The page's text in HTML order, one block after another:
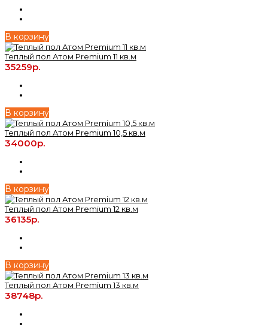
В корзину
Теплый пол Атом Premium 11 кв.м
35259р.
В корзину
Теплый пол Атом Premium 10,5 кв.м
34000р.
В корзину
Теплый пол Атом Premium 12 кв.м
36135р.
В корзину
Теплый пол Атом Premium 13 кв.м
38748р.